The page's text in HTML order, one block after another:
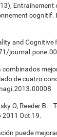
cognitif.
and Cognitive
de cuatro
O, Reeder B. -
2011 Oct 19.
puede